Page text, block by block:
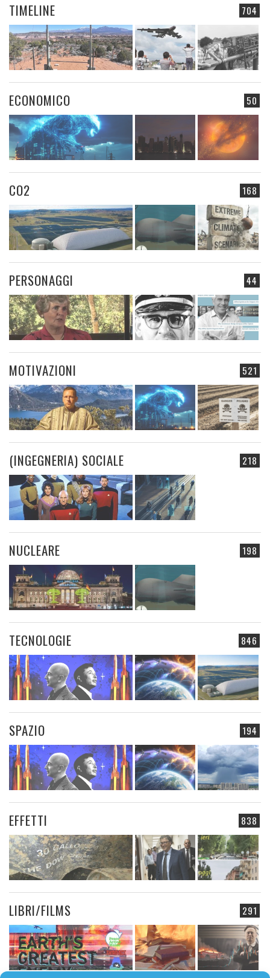
704
TIMELINE
50
ECONOMICO
168
CO2
44
PERSONAGGI
521
MOTIVAZIONI
218
(INGEGNERIA) SOCIALE
198
NUCLEARE
846
TECNOLOGIE
194
SPAZIO
838
EFFETTI
291
LIBRI/FILMS